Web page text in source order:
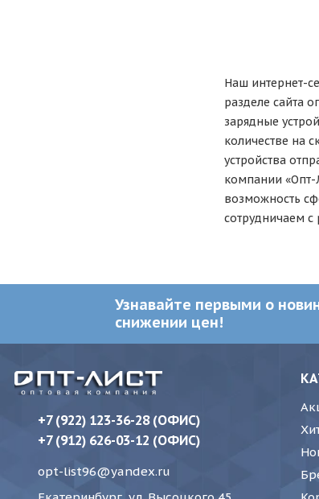
Наш интернет-
разделе сайта
зарядные
количестве на
устройства
компании «Опт-
возможность
сотрудничаем с
Узнавайте первыми о
снижении цен!
+7 (922) 123-36-28 (ОФИС)
+7 (912) 626-03-12 (ОФИС)
opt-list96@yandex.ru